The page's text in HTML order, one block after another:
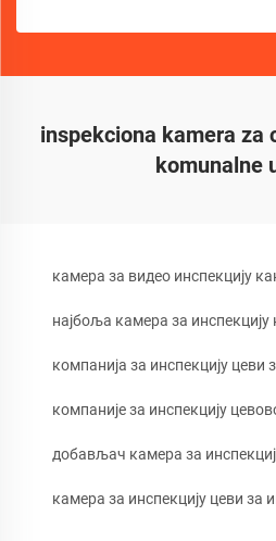
inspekciona kamera za
komunalne
камера за видео инспекцију
најбоља камера за инспекцију
компанија за инспекцију
компаније за инспекцију
добављач камера за
камера за инспекцију цеви за